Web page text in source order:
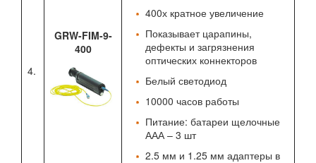
4.
GRW-FIM-9-
400
400х кратное увеличение
Показывает царапины,
дефекты и загрязнения
оптических коннекторов
Белый светодиод
10000 часов работы
Питание: батареи щелочные
ААА – 3 шт
2.5 мм и 1.25 мм адаптеры в